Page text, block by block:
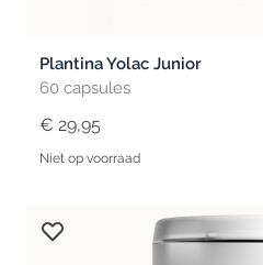
Plantina Yolac Junior
60 capsules
€ 29,95
Niet op voorraad